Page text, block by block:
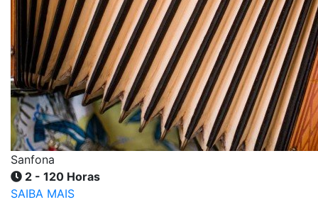
Sanfona
2 - 120 Horas
SAIBA MAIS